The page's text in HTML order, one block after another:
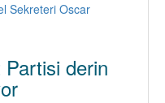
derin